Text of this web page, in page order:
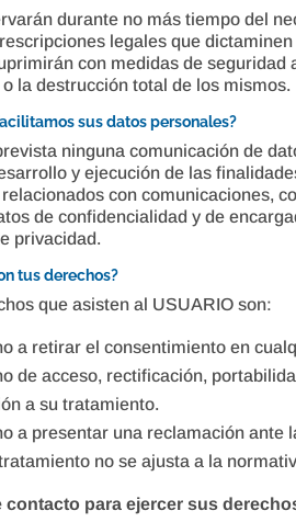
durante no más tiempo del
legales que
con medidas de
la destrucción total de los mismos.
sus datos personales?
ninguna comunicación de
y ejecución de las
con comunicaciones,
de confidencialidad y de
privacidad.
tus derechos?
que asisten al USUARIO son:
a retirar el consentimiento en
de acceso, rectificación,
a su tratamiento.
a presentar una reclamación ante
no se ajusta a la
contacto para ejercer sus